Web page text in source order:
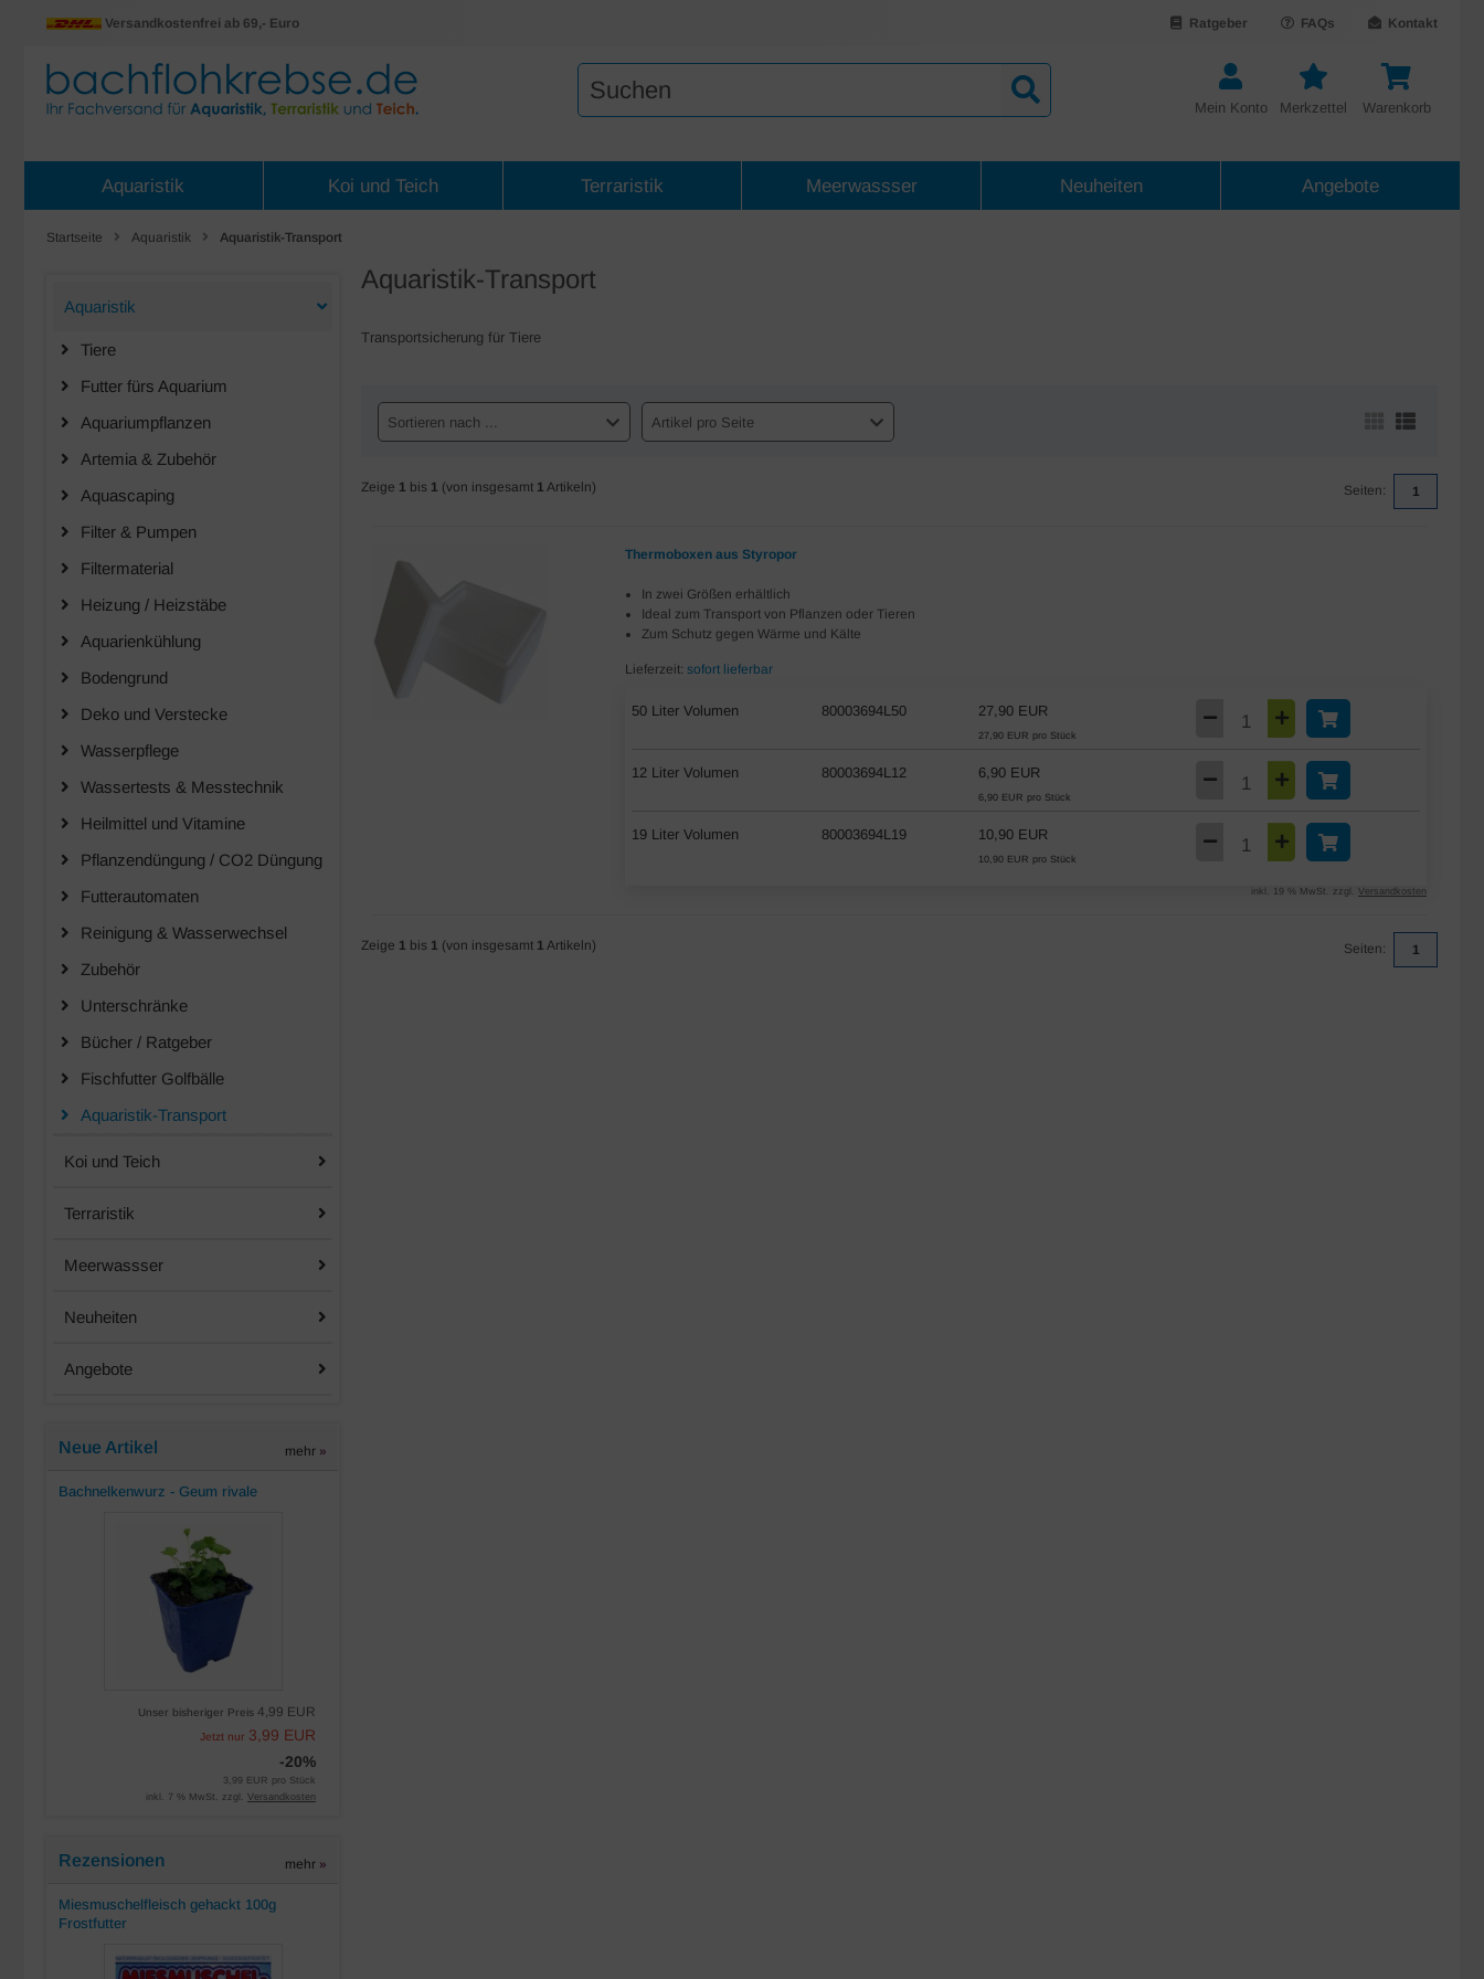
Kontakt
FAQs
Ratgeber
Versandkostenfrei ab 69,- Euro
Warenkorb
Merkzettel
Mein Konto
Aquaristik Koi und Teich Terraristik Meerwassser Neuheiten Angebote
Startseite Aquaristik Aquaristik-Transport
Aquaristik-Transport
Transportsicherung für Tiere
Sortieren nach ... Artikel pro Seite
Zeige 1 bis 1 (von insgesamt 1 Artikeln) Seiten: 1
Thermoboxen aus Styropor
In zwei Größen erhältlich
Ideal zum Transport von Pflanzen oder Tieren
Zum Schutz gegen Wärme und Kälte
Lieferzeit:sofort lieferbar
50 Liter Volumen 80003694L50 27,90 EUR
27,90 EUR pro Stück
12 Liter Volumen 80003694L12 6,90 EUR
6,90 EUR pro Stück
19 Liter Volumen 80003694L19 10,90 EUR
10,90 EUR pro Stück
inkl. 19 % MwSt. zzgl. Versandkosten
Zeige 1 bis 1 (von insgesamt 1 Artikeln) Seiten: 1
Aquaristik
Tiere
Futter fürs Aquarium
Aquariumpflanzen
Artemia & Zubehör
Aquascaping
Filter & Pumpen
Filtermaterial
Heizung / Heizstäbe
Aquarienkühlung
Bodengrund
Deko und Verstecke
Wasserpflege
Wassertests & Messtechnik
Heilmittel und Vitamine
Pflanzendüngung / CO2 Düngung
Futterautomaten
Reinigung & Wasserwechsel
Zubehör
Unterschränke
Bücher / Ratgeber
Fischfutter Golfbälle
Aquaristik-Transport
Koi und Teich
Terraristik
Meerwassser
Neuheiten
Angebote
Neue Artikel mehr »
Bachnelkenwurz - Geum rivale
Unser bisheriger Preis 4,99 EUR
Jetzt nur 3,99 EUR
-20%
3,99 EUR pro Stück
inkl. 7 % MwSt. zzgl. Versandkosten
Rezensionen mehr »
Miesmuschelfleisch gehackt 100g
Frostfutter